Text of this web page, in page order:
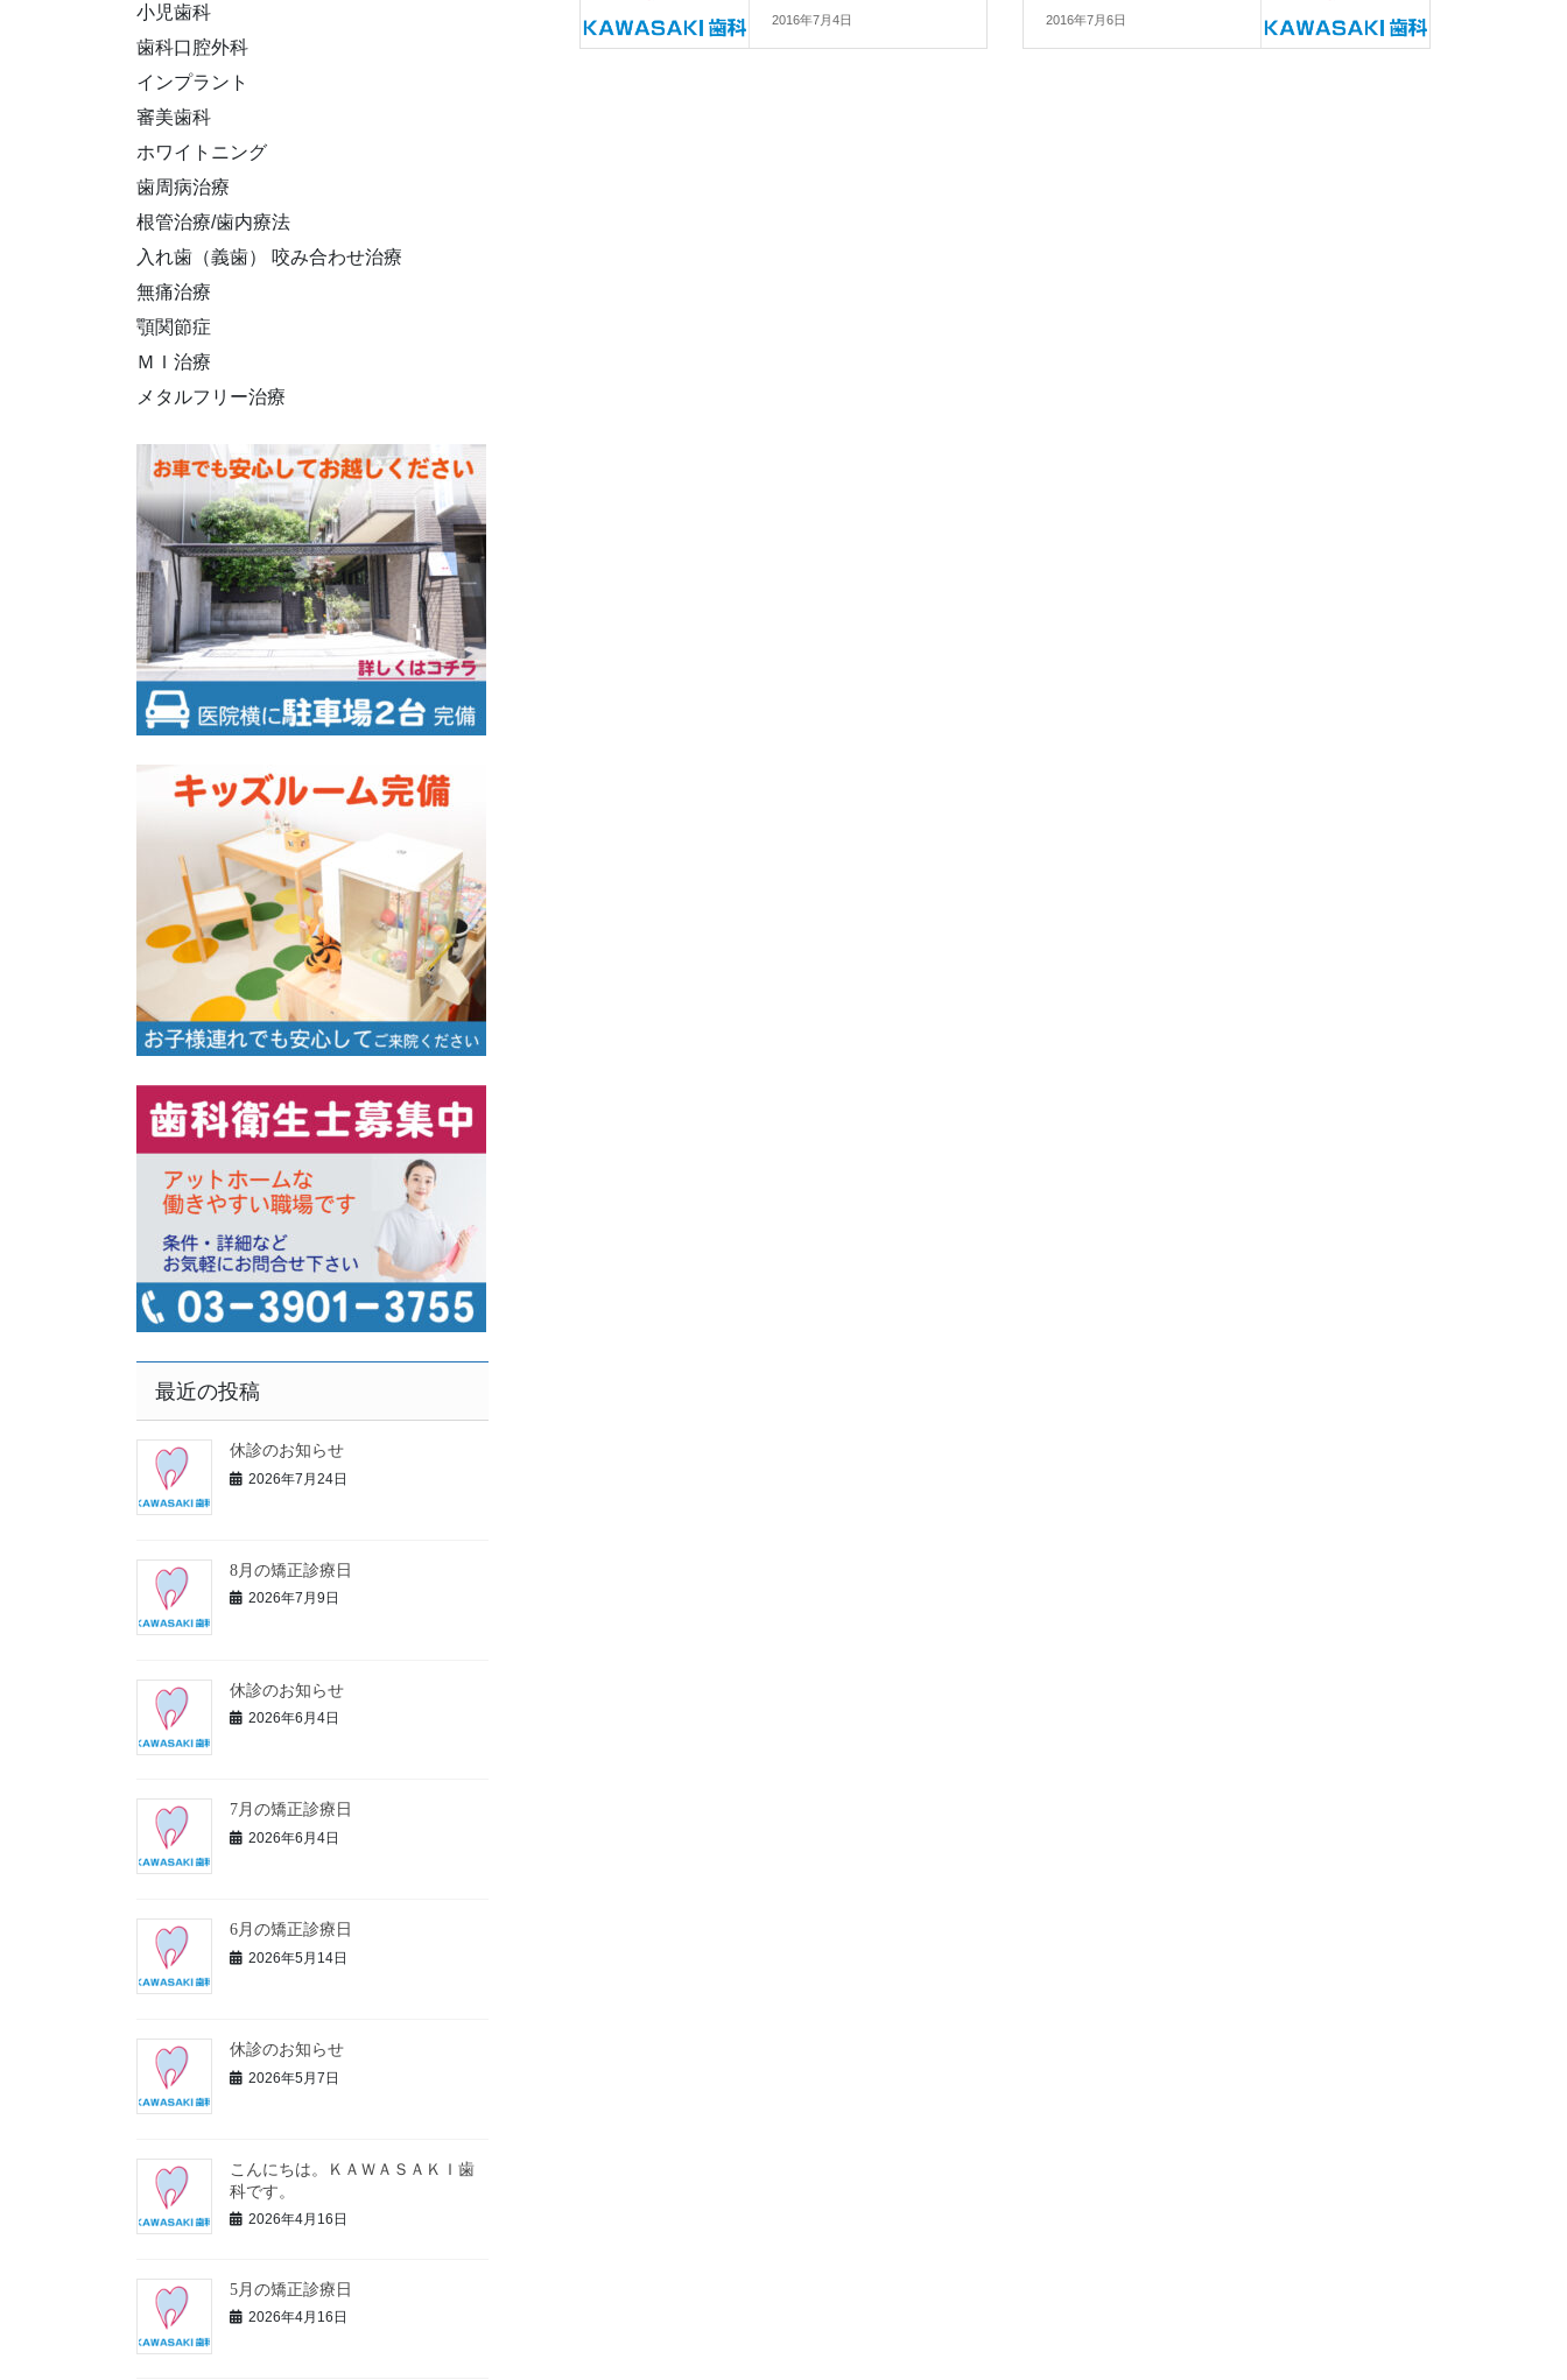
2016年7月4日 2016年7月6日
小児歯科
歯科口腔外科
インプラント
審美歯科
ホワイトニング
歯周病治療
根管治療/歯内療法
入れ歯（義歯） 咬み合わせ治療
無痛治療
顎関節症
ＭＩ治療
メタルフリー治療
最近の投稿
休診のお知らせ
2026年7月24日
8月の矯正診療日
2026年7月9日
休診のお知らせ
2026年6月4日
7月の矯正診療日
2026年6月4日
6月の矯正診療日
2026年5月14日
休診のお知らせ
2026年5月7日
こんにちは。ＫＡＷＡＳＡＫＩ歯
科です。
2026年4月16日
5月の矯正診療日
2026年4月16日